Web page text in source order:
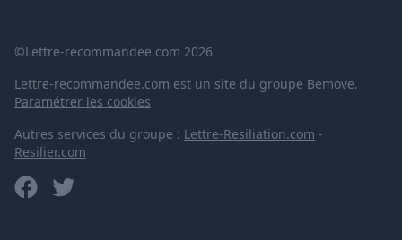
©Lettre-recommandee.com 2026
Lettre-recommandee.com est un site du groupe Bemove.
Paramétrer les cookies
Autres services du groupe : Lettre-Resiliation.com -
Resilier.com